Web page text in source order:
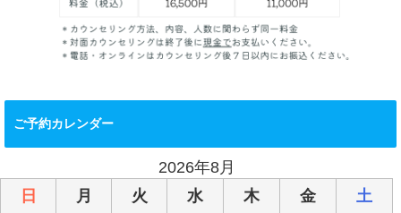
ご予約カレンダー
2026年8月
日
月 火 水 木 金 土